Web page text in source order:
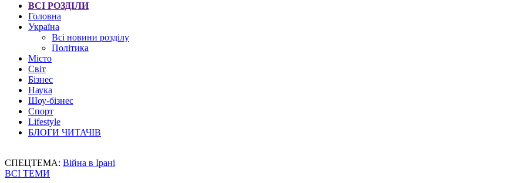
ВСІ РОЗДІЛИ
Головна
Україна
Всі новини розділу
Політика
Місто
Світ
Бізнес
Наука
Шоу-бізнес
Спорт
Lifestyle
БЛОГИ ЧИТАЧІВ
СПЕЦТЕМА: Війна в Ірані
ВСІ ТЕМИ